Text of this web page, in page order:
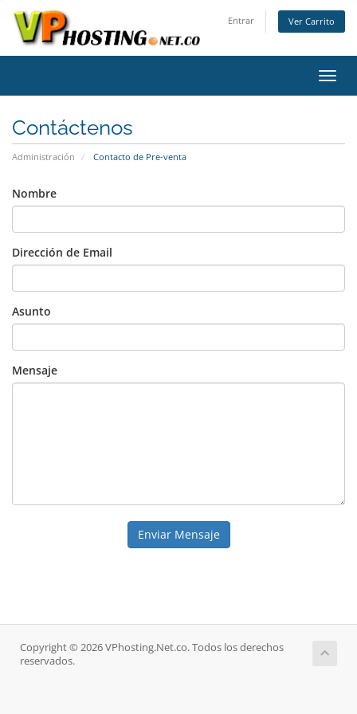
Entrar Ver Carrito
Contáctenos
Administración Contacto de Pre-venta
Nombre
Dirección de Email
Asunto
Mensaje
Enviar Mensaje
Copyright © 2026 VPhosting.Net.co. Todos los derechos
reservados.